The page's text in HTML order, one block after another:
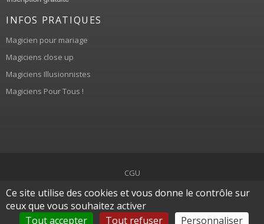
INFOS PRATIQUES
Magicien pour mariage
Magiciens close up
Magiciens Illusionnistes
Magiciens Pour Tous !
CGU
© LOEMA, tous droits réservés
Ce site utilise des cookies et vous donne le contrôle sur
ceux que vous souhaitez activer
Tout accepter
Tout refuser Personnaliser